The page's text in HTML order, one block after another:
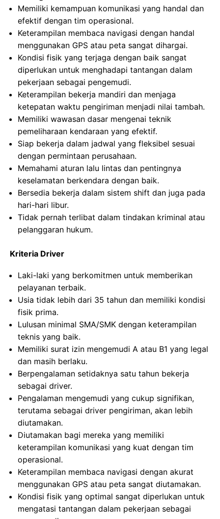
Memiliki kemampuan komunikasi yang handal dan
efektif dengan tim operasional.
Keterampilan membaca navigasi dengan handal
menggunakan GPS atau peta sangat dihargai.
Kondisi fisik yang terjaga dengan baik sangat
diperlukan untuk menghadapi tantangan dalam
pekerjaan sebagai pengemudi.
Keterampilan bekerja mandiri dan menjaga
ketepatan waktu pengiriman menjadi nilai tambah.
Memiliki wawasan dasar mengenai teknik
pemeliharaan kendaraan yang efektif.
Siap bekerja dalam jadwal yang fleksibel sesuai
dengan permintaan perusahaan.
Memahami aturan lalu lintas dan pentingnya
keselamatan berkendara dengan baik.
Bersedia bekerja dalam sistem shift dan juga pada
hari-hari libur.
Tidak pernah terlibat dalam tindakan kriminal atau
pelanggaran hukum.
Kriteria Driver
Laki-laki yang berkomitmen untuk memberikan
pelayanan terbaik.
Usia tidak lebih dari 35 tahun dan memiliki kondisi
fisik prima.
Lulusan minimal SMA/SMK dengan keterampilan
teknis yang baik.
Memiliki surat izin mengemudi A atau B1 yang legal
dan masih berlaku.
Berpengalaman setidaknya satu tahun bekerja
sebagai driver.
Pengalaman mengemudi yang cukup signifikan,
terutama sebagai driver pengiriman, akan lebih
diutamakan.
Diutamakan bagi mereka yang memiliki
keterampilan komunikasi yang kuat dengan tim
operasional.
Keterampilan membaca navigasi dengan akurat
menggunakan GPS atau peta sangat diutamakan.
Kondisi fisik yang optimal sangat diperlukan untuk
mengatasi tantangan dalam pekerjaan sebagai